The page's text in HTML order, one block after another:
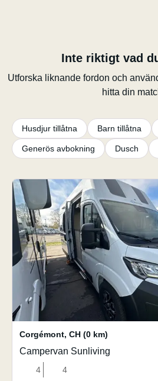
Inte riktigt vad
Utforska liknande fordon och
hitta din
Husdjur tillåtna Barn tillåtna
Generös avbokning Dusch
Corgémont, CH (0 km)
Campervan Sunliving
4 4